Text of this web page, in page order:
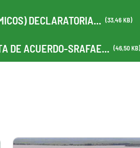
DECLARATORIA... (33,46 KB)
DE ACUERDO-SRAFAE... (46,50 KB)